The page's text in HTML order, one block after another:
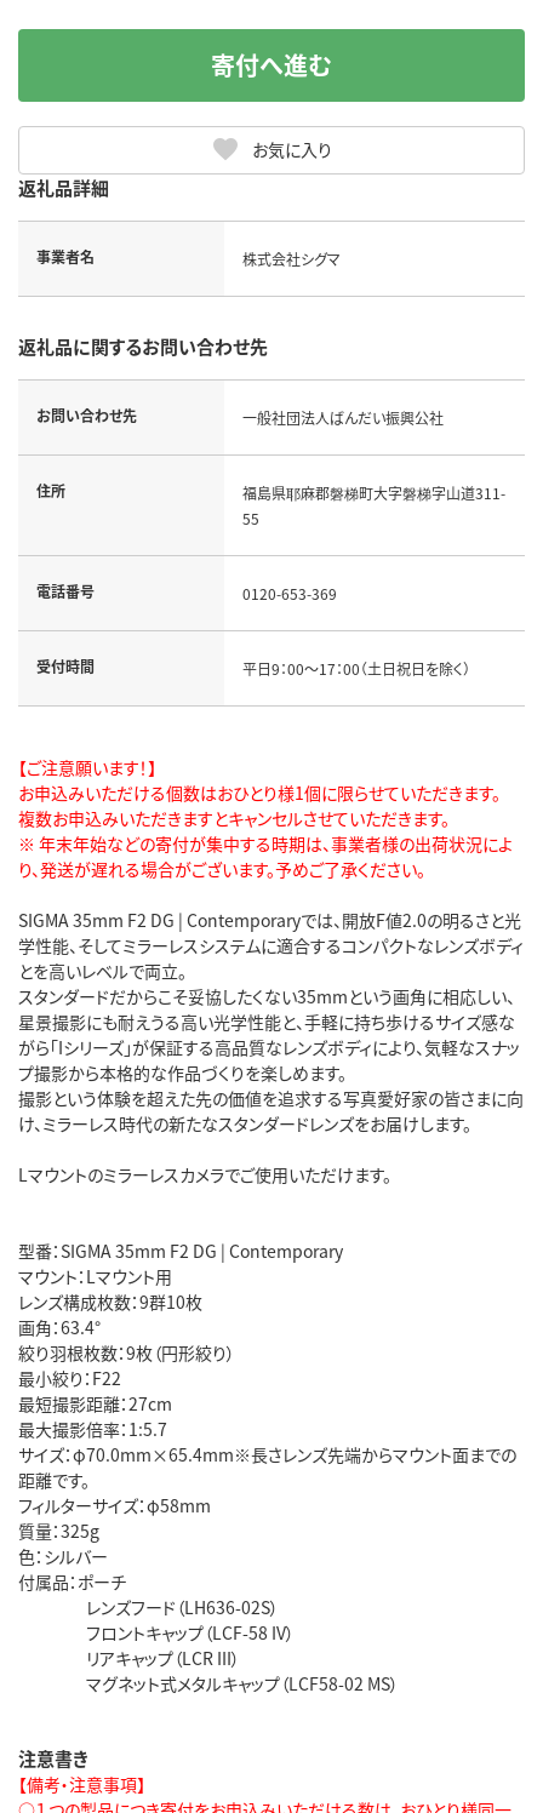
お気に入り
寄付へ進む
返礼品詳細
事業者名 株式会社シグマ
返礼品に関するお問い合わせ先
お問い合わせ先 一般社団法人ばんだい振興公社
住所
福島県耶麻郡磐梯町大字磐梯字山道311-
55
電話番号 0120-653-369
受付時間 平日9：00～17：00（土日祝日を除く）
【ご注意願います！】
お申込みいただける個数はおひとり様1個に限らせていただきます。
複数お申込みいただきますとキャンセルさせていただきます。
※ 年末年始などの寄付が集中する時期は、事業者様の出荷状況によ
り、発送が遅れる場合がございます。予めご了承ください。
SIGMA 35mm F2 DG | Contemporaryでは、開放F値2.0の明るさと光
学性能、そしてミラーレスシステムに適合するコンパクトなレンズボディ
とを高いレベルで両立。
スタンダードだからこそ妥協したくない35mmという画角に相応しい、
星景撮影にも耐えうる高い光学性能と、手軽に持ち歩けるサイズ感な
がら「Iシリーズ」が保証する高品質なレンズボディにより、気軽なスナッ
プ撮影から本格的な作品づくりを楽しめます。
撮影という体験を超えた先の価値を追求する写真愛好家の皆さまに向
け、ミラーレス時代の新たなスタンダードレンズをお届けします。
Lマウントのミラーレスカメラでご使用いただけます。
型番：SIGMA 35mm F2 DG | Contemporary
マウント：Lマウント用
レンズ構成枚数：9群10枚
画角：63.4°
絞り羽根枚数：9枚（円形絞り）
最小絞り：F22
最短撮影距離：27cm
最大撮影倍率：1:5.7
サイズ：φ70.0mm×65.4mm※長さレンズ先端からマウント面までの
距離です。
フィルターサイズ：φ58mm
質量：325g
色：シルバー
付属品：ポーチ
レンズフード（LH636-02S）
フロントキャップ（LCF-58 IV）
リアキャップ（LCR III）
マグネット式メタルキャップ（LCF58-02 MS）
注意書き
【備考・注意事項】